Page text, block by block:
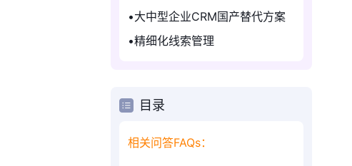
大中型企业CRM国产替代方案
精细化线索管理
目录
相关问答FAQs：